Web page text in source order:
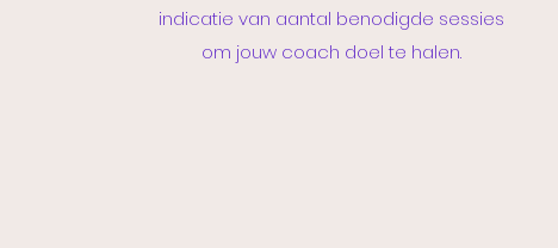
indicatie van aantal benodigde sessies
om jouw coach doel te halen.